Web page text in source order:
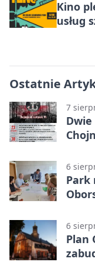
Kino
usług
Ostatnie
7
6
Park
6
Plan